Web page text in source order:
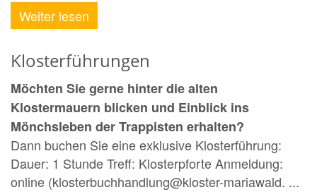
Weiter lesen
Klosterführungen
Möchten Sie gerne hinter die alten
Klostermauern blicken und Einblick ins
Mönchsleben der Trappisten erhalten?
Dann buchen Sie eine exklusive Klosterführung:
Dauer: 1 Stunde Treff: Klosterpforte Anmeldung:
online (klosterbuchhandlung@kloster-mariawald. ...